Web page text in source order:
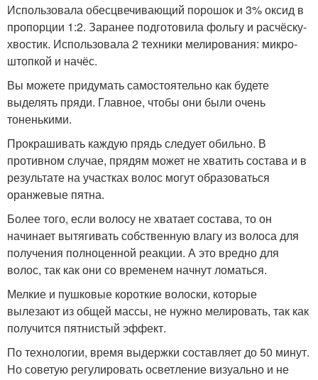
Использовала обесцвечивающий порошок и 3% оксид в
пропорции 1:2. Заранее подготовила фольгу и расчёску-
хвостик. Использовала 2 техники мелирования: микро-
штопкой и начёс.
Вы можете придумать самостоятельно как будете
выделять пряди. Главное, чтобы они были очень
тоненькими.
Прокрашивать каждую прядь следует обильно. В
противном случае, прядям может не хватить состава и в
результате на участках волос могут образоваться
оранжевые пятна.
Более того, если волосу не хватает состава, то он
начинает вытягивать собственную влагу из волоса для
получения полноценной реакции. А это вредно для
волос, так как они со временем начнут ломаться.
Мелкие и пушковые короткие волоски, которые
вылезают из общей массы, не нужно мелировать, так как
получится пятнистый эффект.
По технологии, время выдержки составляет до 50 минут.
Но советую регулировать осветление визуально и не